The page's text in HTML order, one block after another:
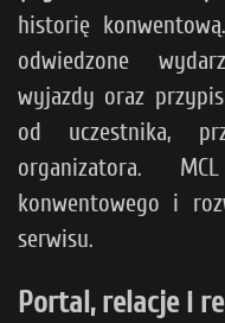
historię
odwiedzone
wyjazdy oraz
od uczestnika,
organizatora.
konwentowego i
serwisu.
Portal, relacje i